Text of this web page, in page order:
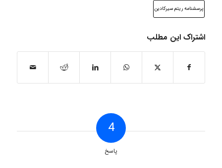
پرسشنامه ریتم سیرکادین
اشتراک این مطلب
4
پاسخ